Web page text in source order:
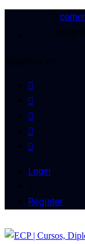
Login
Register